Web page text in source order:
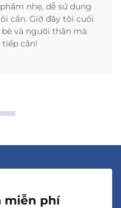
nhẹ, dễ sử dụng
cần. Giờ đây tôi cuối
và người thân mà
cận!
miễn phí